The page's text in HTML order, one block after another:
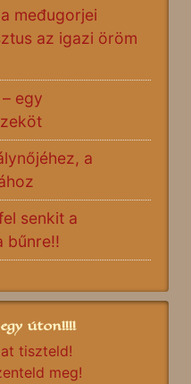
međugorjei
az igazi öröm
egy
a
senkit a
bűnre!!
úton!!!!
tiszteld!
meg!